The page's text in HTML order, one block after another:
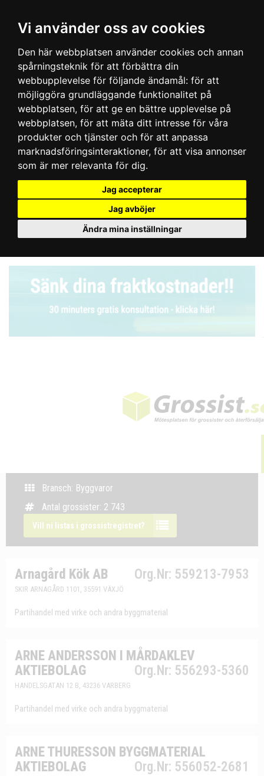
Vi använder oss av cookies
Den här webbplatsen använder cookies och annan
spårningsteknik för att förbättra din
webbupplevelse för följande ändamål: för att
möjliggöra grundläggande funktionalitet på
webbplatsen, för att ge en bättre upplevelse på
webbplatsen, för att mäta ditt intresse för våra
produkter och tjänster och för att anpassa
marknadsföringsinteraktioner, för att visa annonser
som är mer relevanta för dig.
Jag accepterar
Jag avböjer
Ändra mina inställningar
Bransch: Byggvaror
Antal grossister: 2 743
Vill ni listas i grossistregistret?
Arnagård Kök AB Org.Nr: 559213-7953
SKIR ARNAGÅRD 1101, 35591 VÄXJÖ
Partihandel med virke och andra byggmaterial
ARNE ANDERSSON I MÅRDAKLEV
AKTIEBOLAG
Org.Nr: 556293-5360
HANDELSGATAN 12 B, 43236 VARBERG
Partihandel med virke och andra byggmaterial
ARNE THURESSON BYGGMATERIAL
AKTIEBOLAG
Org.Nr: 556052-2681